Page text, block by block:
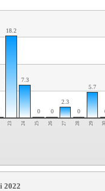
23 24 25 26 27 28 29 30
18.2
7.3
0 0
2.3
0
5.7
2022